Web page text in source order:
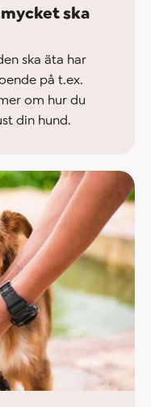
ska
ska äta har
på t.ex.
om hur du
din hund.